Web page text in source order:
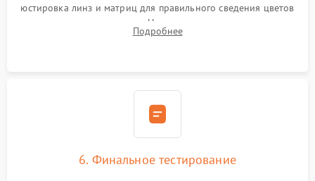
юстировка линз и матриц для правильного сведения цветов
и устранения размытия. Надежное подключение всех
шлейфов, установка датчиков и закрытие корпуса
Подробнее
6. Финальное тестирование